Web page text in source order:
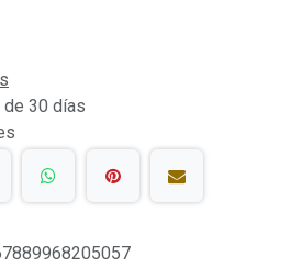
de 30 días